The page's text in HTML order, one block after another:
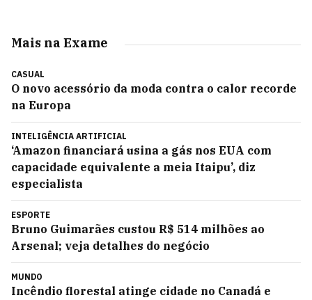
Mais na Exame
CASUAL
O novo acessório da moda contra o calor recorde
na Europa
INTELIGÊNCIA ARTIFICIAL
‘Amazon financiará usina a gás nos EUA com
capacidade equivalente a meia Itaipu’, diz
especialista
ESPORTE
Bruno Guimarães custou R$ 514 milhões ao
Arsenal; veja detalhes do negócio
MUNDO
Incêndio florestal atinge cidade no Canadá e